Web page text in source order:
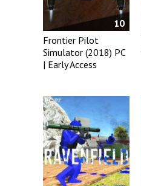
10
Frontier Pilot
Simulator (2018) PC
| Early Access